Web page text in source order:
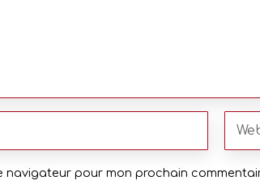
navigateur pour mon prochain